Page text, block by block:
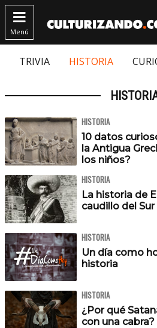

Menú
TRIVIA HISTORIA
HISTORIA
10 datos
la Antigua
los niños?
HISTORIA
La historia de
caudillo del Sur
HISTORIA
Un día como
historia
HISTORIA
¿Por qué
con una cabra?